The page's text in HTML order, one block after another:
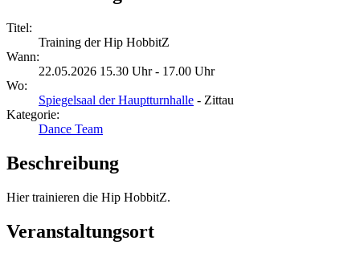
Titel:
Training der Hip HobbitZ
Wann:
22.05.2026 15.30 Uhr - 17.00 Uhr
Wo:
Spiegelsaal der Hauptturnhalle - Zittau
Kategorie:
Dance Team
Beschreibung
Hier trainieren die Hip HobbitZ.
Veranstaltungsort